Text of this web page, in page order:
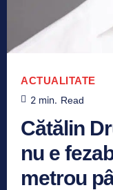
ACTUALITATE
2 min. Read
Cătălin
nu e
metrou